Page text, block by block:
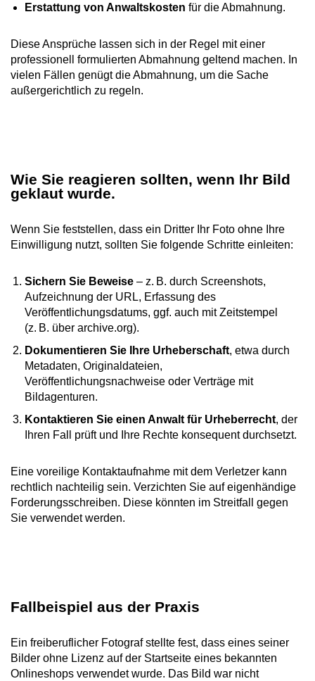
Erstattung von Anwaltskosten für die Abmahnung.
Diese Ansprüche lassen sich in der Regel mit einer
professionell formulierten Abmahnung geltend machen. In
vielen Fällen genügt die Abmahnung, um die Sache
außergerichtlich zu regeln.
Wie Sie reagieren sollten, wenn Ihr Bild
geklaut wurde.
Wenn Sie feststellen, dass ein Dritter Ihr Foto ohne Ihre
Einwilligung nutzt, sollten Sie folgende Schritte einleiten:
Sichern Sie Beweise – z. B. durch Screenshots,
Aufzeichnung der URL, Erfassung des
Veröffentlichungsdatums, ggf. auch mit Zeitstempel
(z. B. über archive.org).
Dokumentieren Sie Ihre Urheberschaft, etwa durch
Metadaten, Originaldateien,
Veröffentlichungsnachweise oder Verträge mit
Bildagenturen.
Kontaktieren Sie einen Anwalt für Urheberrecht, der
Ihren Fall prüft und Ihre Rechte konsequent durchsetzt.
Eine voreilige Kontaktaufnahme mit dem Verletzer kann
rechtlich nachteilig sein. Verzichten Sie auf eigenhändige
Forderungsschreiben. Diese könnten im Streitfall gegen
Sie verwendet werden.
Fallbeispiel aus der Praxis
Ein freiberuflicher Fotograf stellte fest, dass eines seiner
Bilder ohne Lizenz auf der Startseite eines bekannten
Onlineshops verwendet wurde. Das Bild war nicht